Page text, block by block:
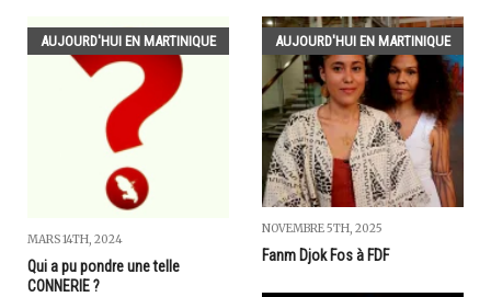
AUJOURD'HUI EN MARTINIQUE
MARS 14TH, 2024
Qui a pu pondre une telle
CONNERIE ?
AUJOURD'HUI EN MARTINIQUE
NOVEMBRE 5TH, 2025
Fanm Djok Fos à FDF